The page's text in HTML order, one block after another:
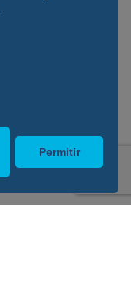
Permitir